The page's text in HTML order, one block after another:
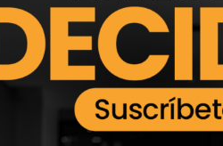
,
Banco Mundial mejora la
de crecimiento económico
Salvador